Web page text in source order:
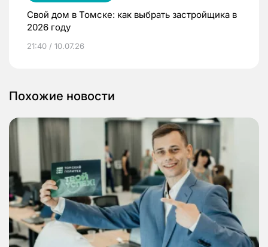
Свой дом в Томске: как выбрать застройщика в
2026 году
21:40 / 10.07.26
Похожие новости